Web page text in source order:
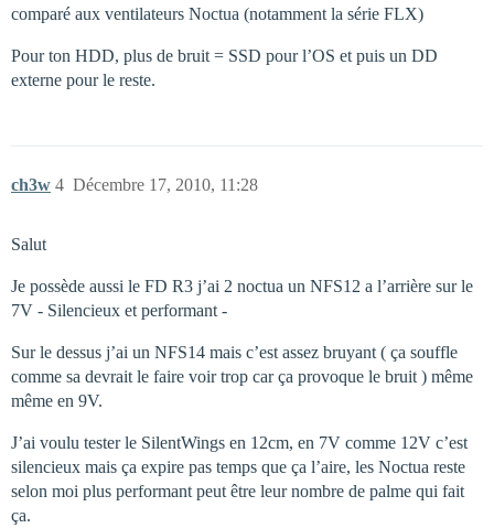
comparé aux ventilateurs Noctua (notamment la série FLX)
Pour ton HDD, plus de bruit = SSD pour l’OS et puis un DD
externe pour le reste.
ch3w Décembre 17, 2010, 11:28
4
Salut
Je possède aussi le FD R3 j’ai 2 noctua un NFS12 a l’arrière sur le
7V - Silencieux et performant -
Sur le dessus j’ai un NFS14 mais c’est assez bruyant ( ça souffle
comme sa devrait le faire voir trop car ça provoque le bruit ) même
même en 9V.
J’ai voulu tester le SilentWings en 12cm, en 7V comme 12V c’est
silencieux mais ça expire pas temps que ça l’aire, les Noctua reste
selon moi plus performant peut être leur nombre de palme qui fait
ça.